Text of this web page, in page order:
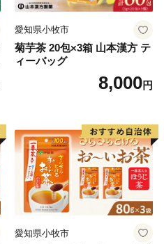
愛知県小牧市
菊芋茶 20包×3箱 山本漢方 テ
ィーバッグ
8,000円
愛知県小牧市